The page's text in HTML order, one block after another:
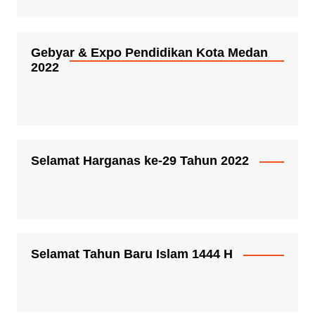
Gebyar & Expo Pendidikan Kota Medan
2022
Selamat Harganas ke-29 Tahun 2022
Selamat Tahun Baru Islam 1444 H